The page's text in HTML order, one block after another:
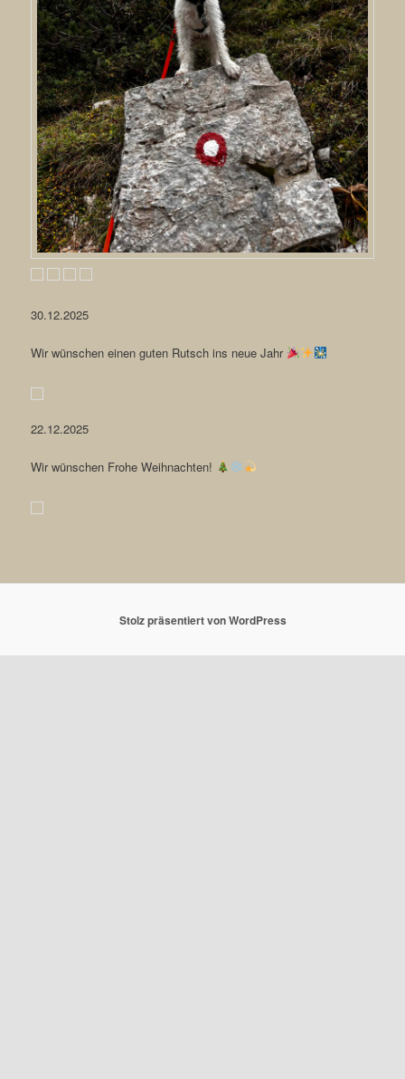
30.12.2025
Wir wünschen einen guten Rutsch ins neue Jahr
22.12.2025
Wir wünschen Frohe Weihnachten!
Stolz präsentiert von WordPress